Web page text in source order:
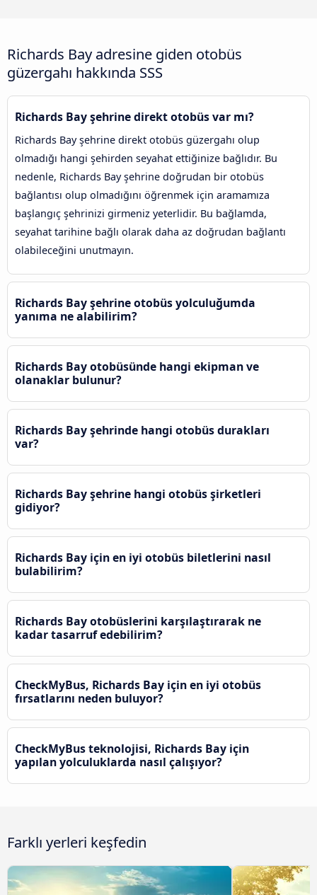
Richards Bay adresine giden otobüs
güzergahı hakkında SSS
Richards Bay şehrine direkt otobüs var mı?
Richards Bay şehrine direkt otobüs güzergahı olup
olmadığı hangi şehirden seyahat ettiğinize bağlıdır. Bu
nedenle, Richards Bay şehrine doğrudan bir otobüs
bağlantısı olup olmadığını öğrenmek için aramamıza
başlangıç şehrinizi girmeniz yeterlidir. Bu bağlamda,
seyahat tarihine bağlı olarak daha az doğrudan bağlantı
olabileceğini unutmayın.
Richards Bay şehrine otobüs yolculuğumda
yanıma ne alabilirim?
Richards Bay otobüsünde hangi ekipman ve
olanaklar bulunur?
Richards Bay şehrinde hangi otobüs durakları
var?
Richards Bay şehrine hangi otobüs şirketleri
gidiyor?
Richards Bay için en iyi otobüs biletlerini nasıl
bulabilirim?
Richards Bay otobüslerini karşılaştırarak ne
kadar tasarruf edebilirim?
CheckMyBus, Richards Bay için en iyi otobüs
fırsatlarını neden buluyor?
CheckMyBus teknolojisi, Richards Bay için
yapılan yolculuklarda nasıl çalışıyor?
Farklı yerleri keşfedin